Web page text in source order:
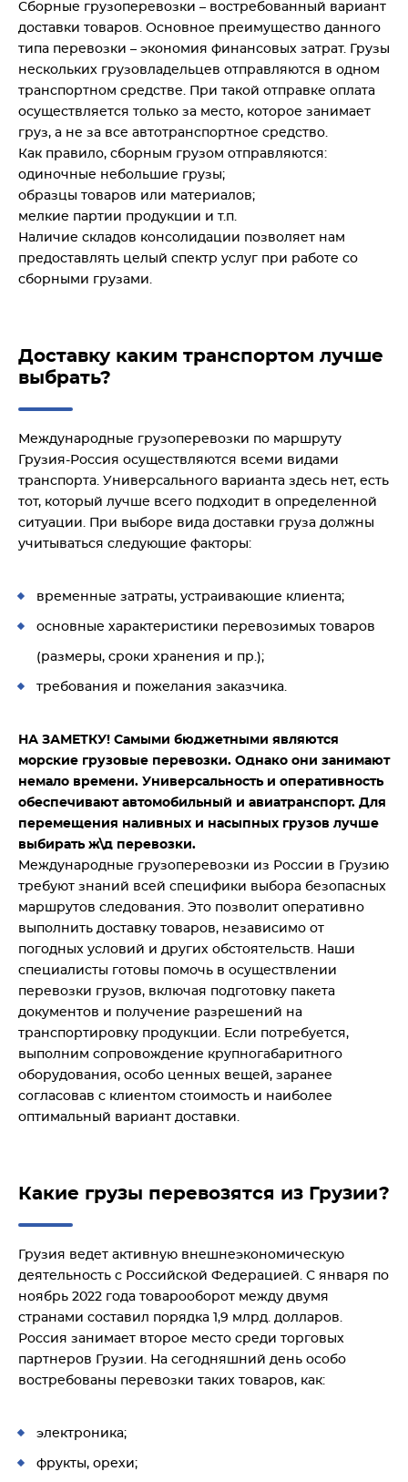
Сборные грузоперевозки – востребованный вариант
доставки товаров. Основное преимущество данного
типа перевозки – экономия финансовых затрат. Грузы
нескольких грузовладельцев отправляются в одном
транспортном средстве. При такой отправке оплата
осуществляется только за место, которое занимает
груз, а не за все автотранспортное средство.
Как правило, сборным грузом отправляются:
одиночные небольшие грузы;
образцы товаров или материалов;
мелкие партии продукции и т.п.
Наличие складов консолидации позволяет нам
предоставлять целый спектр услуг при работе со
сборными грузами.
Доставку каким транспортом лучше
выбрать?
Международные грузоперевозки по маршруту
Грузия-Россия осуществляются всеми видами
транспорта. Универсального варианта здесь нет, есть
тот, который лучше всего подходит в определенной
ситуации. При выборе вида доставки груза должны
учитываться следующие факторы:
временные затраты, устраивающие клиента;
основные характеристики перевозимых товаров
(размеры, сроки хранения и пр.);
требования и пожелания заказчика.
НА ЗАМЕТКУ! Самыми бюджетными являются
морские грузовые перевозки. Однако они занимают
немало времени. Универсальность и оперативность
обеспечивают автомобильный и авиатранспорт. Для
перемещения наливных и насыпных грузов лучше
выбирать ж\д перевозки.
Международные грузоперевозки из России в Грузию
требуют знаний всей специфики выбора безопасных
маршрутов следования. Это позволит оперативно
выполнить доставку товаров, независимо от
погодных условий и других обстоятельств. Наши
специалисты готовы помочь в осуществлении
перевозки грузов, включая подготовку пакета
документов и получение разрешений на
транспортировку продукции. Если потребуется,
выполним сопровождение крупногабаритного
оборудования, особо ценных вещей, заранее
согласовав с клиентом стоимость и наиболее
оптимальный вариант доставки.
Какие грузы перевозятся из Грузии?
Грузия ведет активную внешнеэкономическую
деятельность с Российской Федерацией. С января по
ноябрь 2022 года товарооборот между двумя
странами составил порядка 1,9 млрд. долларов.
Россия занимает второе место среди торговых
партнеров Грузии. На сегодняшний день особо
востребованы перевозки таких товаров, как:
электроника;
фрукты, орехи;